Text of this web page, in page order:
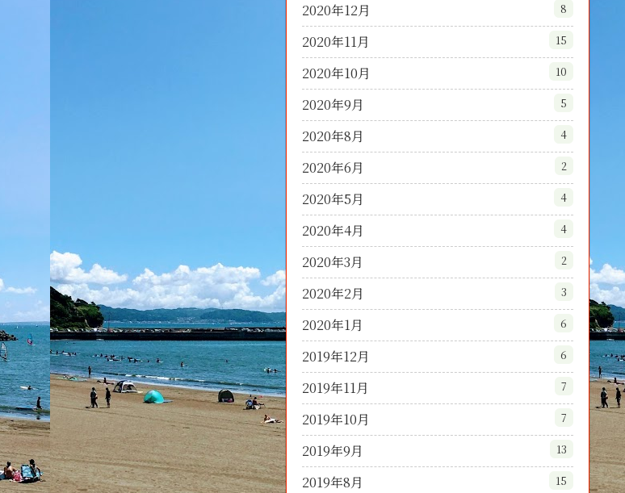
2020年12月 8
2020年11月 15
2020年10月 10
2020年9月 5
2020年8月 4
2020年6月 2
2020年5月 4
2020年4月 4
2020年3月 2
2020年2月 3
2020年1月 6
2019年12月 6
2019年11月 7
2019年10月 7
2019年9月 13
2019年8月 15